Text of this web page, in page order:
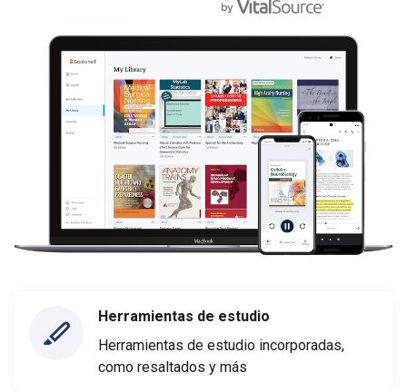
Herramientas de estudio
Herramientas de estudio incorporadas,
como resaltados y más